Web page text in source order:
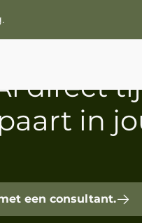
direct
in
een consultant.